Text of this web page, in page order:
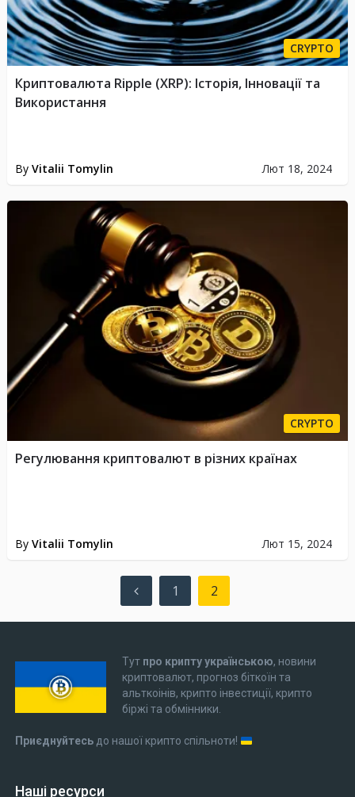
CRYPTO
By Vitalii Tomylin Лют 18, 2024
Криптовалюта Ripple (XRP): Історія, Інновації та
Використання
CRYPTO
By Vitalii Tomylin Лют 15, 2024
Регулювання криптовалют в різних країнах
1 2
Тут про крипту українською, новини
криптовалют, прогноз біткоїн та
альткоінів, крипто інвестиції, крипто
біржі та обмінники.
Приєднуйтесьдо нашої крипто спільноти!
Наші ресурси